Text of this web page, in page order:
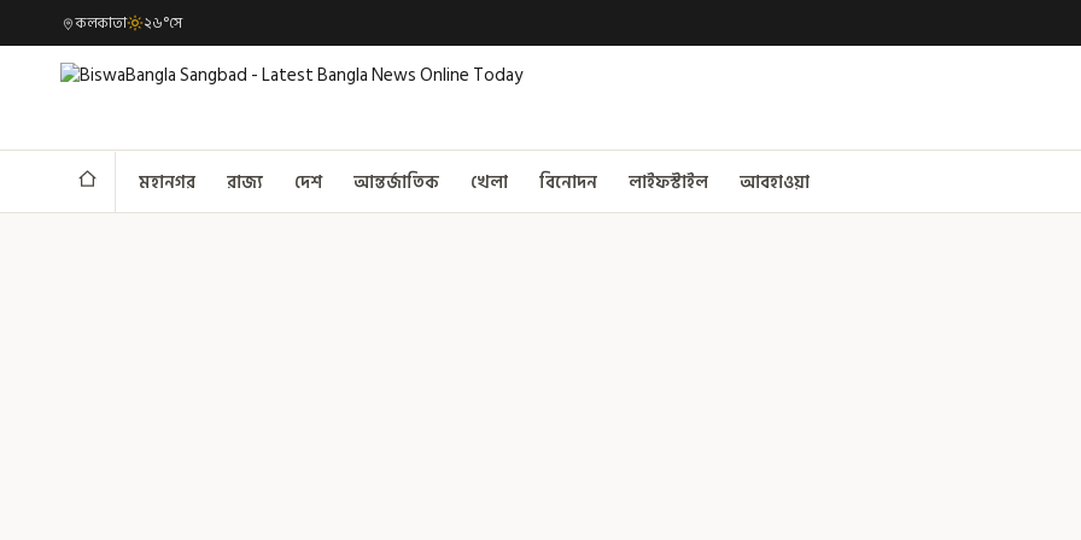
কলকাতা ২৬°সে
মহানগর রাজ্য দেশ আন্তর্জাতিক খেলা বিনোদন লাইফস্টাইল আবহাওয়া